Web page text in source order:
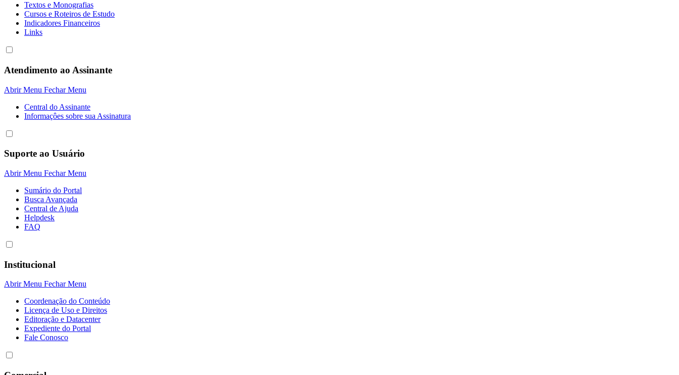
Textos e Monografias
Cursos e Roteiros de Estudo
Indicadores Financeiros
Links
Atendimento ao Assinante
Abrir Menu Fechar Menu
Central do Assinante
Informaçôes sobre sua Assinatura
Suporte ao Usuário
Abrir Menu Fechar Menu
Sumário do Portal
Busca Avançada
Central de Ajuda
Helpdesk
FAQ
Institucional
Abrir Menu Fechar Menu
Coordenação do Conteúdo
Licença de Uso e Direitos
Editoração e Datacenter
Expediente do Portal
Fale Conosco